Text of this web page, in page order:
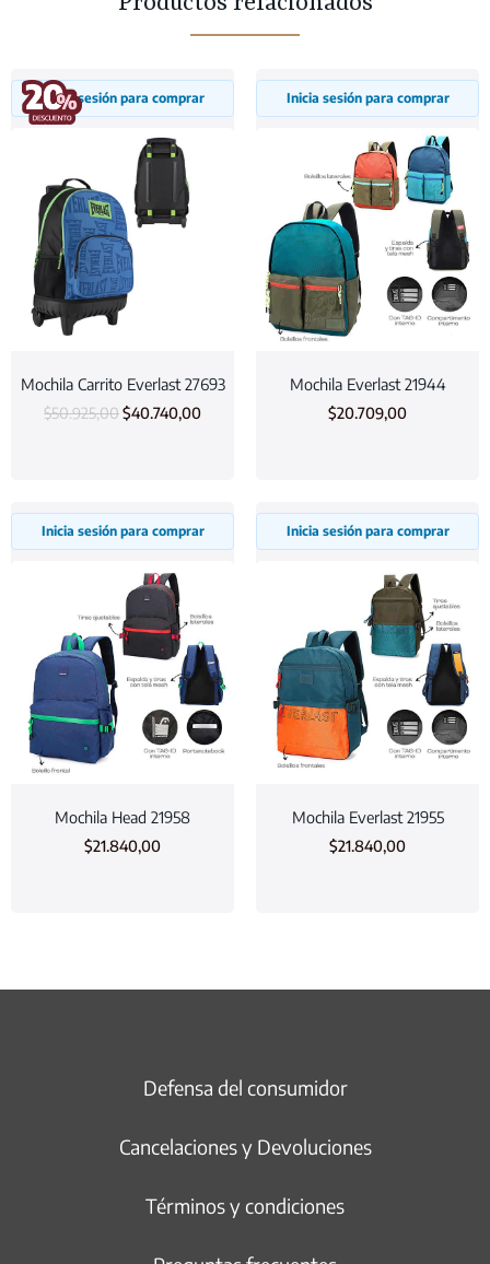
Inicia sesión para comprar
Mochila Carrito Everlast 27693
$50.925,00$40.740,00
Inicia sesión para comprar
Mochila Everlast 21944
$20.709,00
Inicia sesión para comprar
Mochila Head 21958
$21.840,00
Inicia sesión para comprar
Mochila Everlast 21955
$21.840,00
Defensa del consumidor
Cancelaciones y Devoluciones
Términos y condiciones